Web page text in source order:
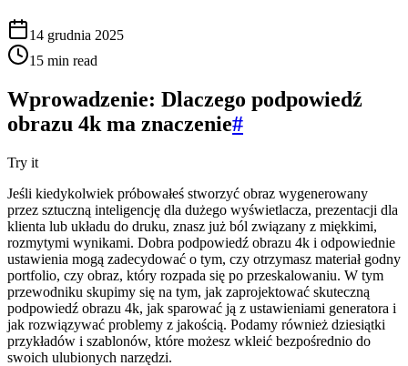
14 grudnia 2025
15 min read
Wprowadzenie: Dlaczego podpowiedź
obrazu 4k ma znaczenie#
Try it
Jeśli kiedykolwiek próbowałeś stworzyć obraz wygenerowany
przez sztuczną inteligencję dla dużego wyświetlacza, prezentacji dla
klienta lub układu do druku, znasz już ból związany z miękkimi,
rozmytymi wynikami. Dobra podpowiedź obrazu 4k i odpowiednie
ustawienia mogą zadecydować o tym, czy otrzymasz materiał godny
portfolio, czy obraz, który rozpada się po przeskalowaniu. W tym
przewodniku skupimy się na tym, jak zaprojektować skuteczną
podpowiedź obrazu 4k, jak sparować ją z ustawieniami generatora i
jak rozwiązywać problemy z jakością. Podamy również dziesiątki
przykładów i szablonów, które możesz wkleić bezpośrednio do
swoich ulubionych narzędzi.